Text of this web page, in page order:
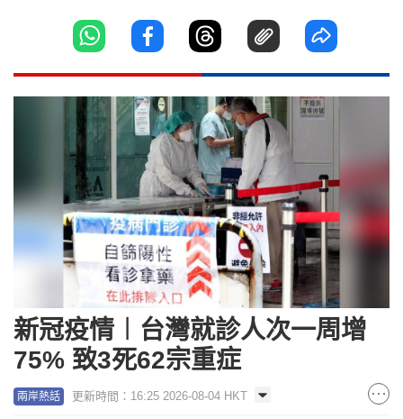
新冠疫情︱台灣就診人次一周增
75% 致3死62宗重症
兩岸熱話 更新時間：16:25 2026-08-04 HKT